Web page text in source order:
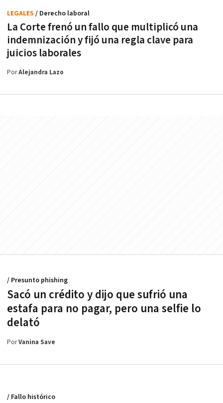
La Corte frenó un fallo que multiplicó una
indemnización y fijó una regla clave para
juicios laborales
LEGALES / Derecho laboral
PorAlejandra Lazo
Sacó un crédito y dijo que sufrió una
estafa para no pagar, pero una selfie lo
delató
/ Presunto phishing
PorVanina Save
/ Fallo histórico